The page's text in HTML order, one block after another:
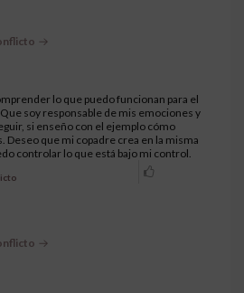
lo que puedo funcionan para el
soy responsable de mis emociones y
si enseño con el ejemplo cómo
Deseo que mi copadre crea en la misma
controlar lo que está bajo mi control.